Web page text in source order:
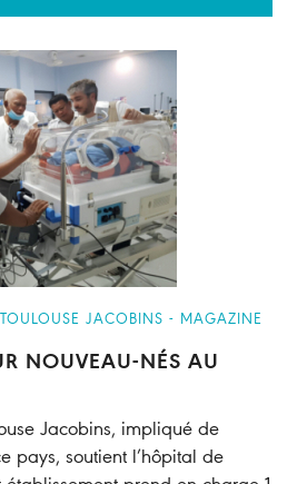
JACOBINS - MAGAZINE
NOUVEAU-NÉS AU
Jacobins, impliqué de
pays, soutient l’hôpital de